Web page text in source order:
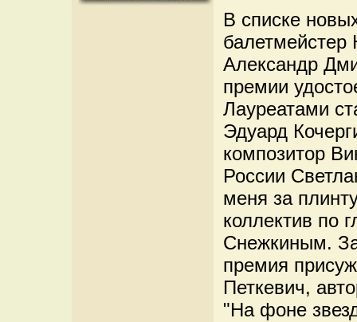
В списке
Александр
премии
Лауреатами
Эдуард
композитор
России
меня за
коллектив по
Снежкиным.
премия
Петкевич,
"На фоне